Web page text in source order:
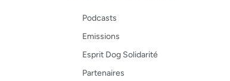
Podcasts
Emissions
Esprit Dog Solidarité
Partenaires